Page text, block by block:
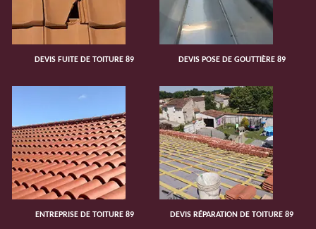
DEVIS FUITE DE TOITURE 89 DEVIS POSE DE GOUTTIÈRE 89
ENTREPRISE DE TOITURE 89 DEVIS RÉPARATION DE TOITURE 89